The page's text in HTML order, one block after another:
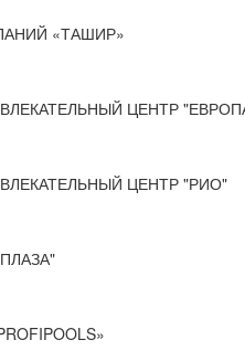
«ТАШИР»
ЦЕНТР
ЦЕНТР "РИО"